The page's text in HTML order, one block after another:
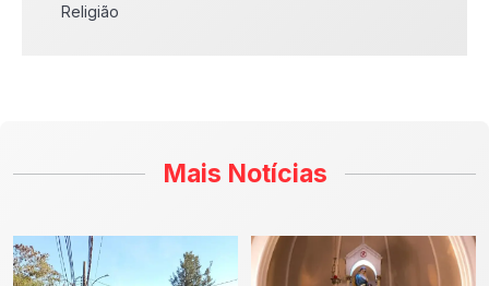
Religião
Mais Notícias